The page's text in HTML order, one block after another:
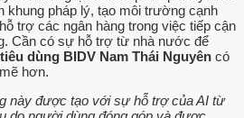
khung pháp lý, tạo môi trường cạnh
trợ các ngân hàng trong việc tiếp cận
Cần có sự hỗ trợ từ nhà nước để
dùng BIDV Nam Thái Nguyên có
hơn.
này được tạo với sự hỗ trợ của AI từ